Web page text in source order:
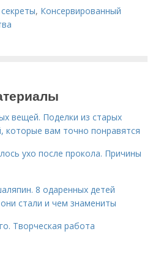
, Консервированный
вещей. Поделки из старых
которые вам точно понравятся
ухо после прокола. Причины
8 одаренных детей
стали и чем знамениты
Творческая работа